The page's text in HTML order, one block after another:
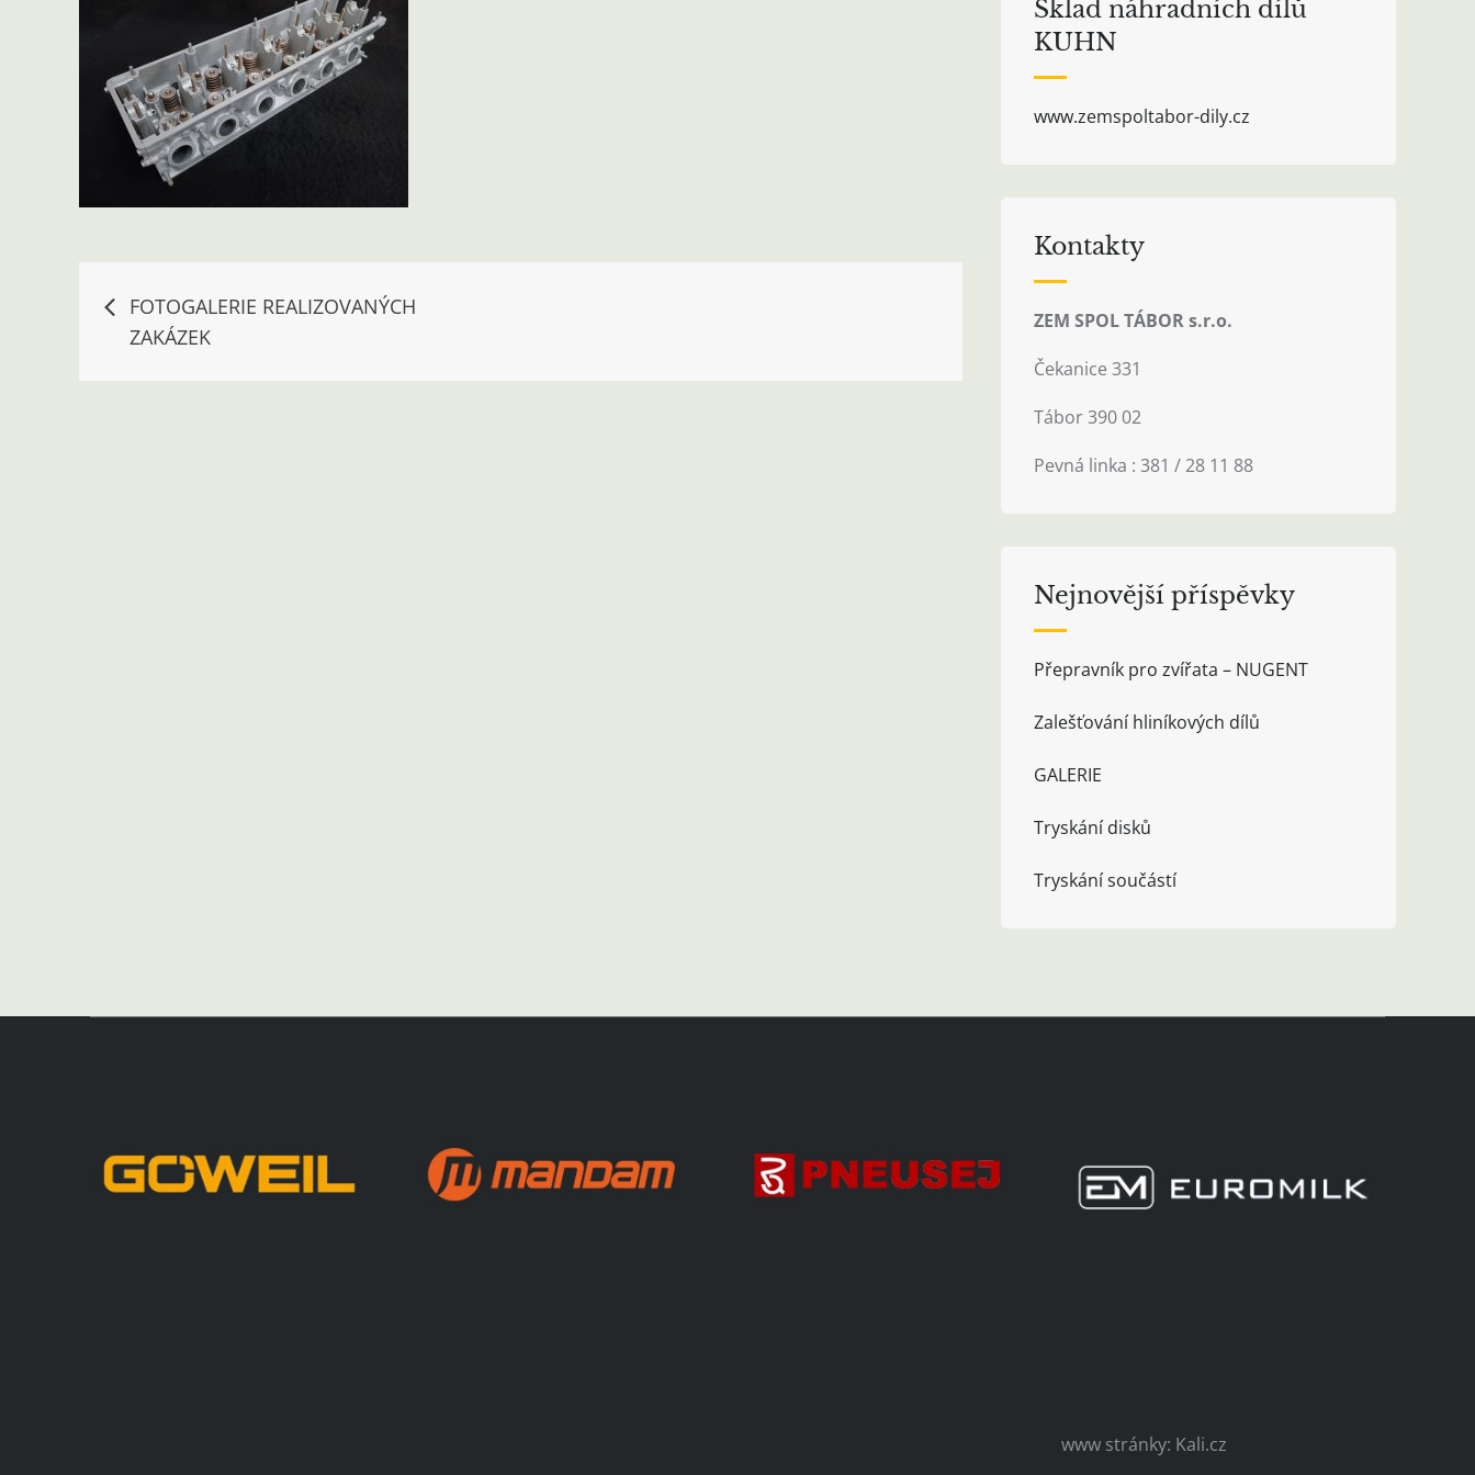
Navigace
pro
FOTOGALERIE REALIZOVANÝCH
ZAKÁZEK
Sklad náhradních dílů
KUHN
www.zemspoltabor-dily.cz
Kontakty
ZEM SPOL TÁBOR s.r.o.
Čekanice 331
Tábor 390 02
Pevná linka : 381 / 28 11 88
Nejnovější příspěvky
Přepravník pro zvířata – NUGENT
Zalešťování hliníkových dílů
GALERIE
Tryskání disků
Tryskání součástí
www stránky: Kali.cz